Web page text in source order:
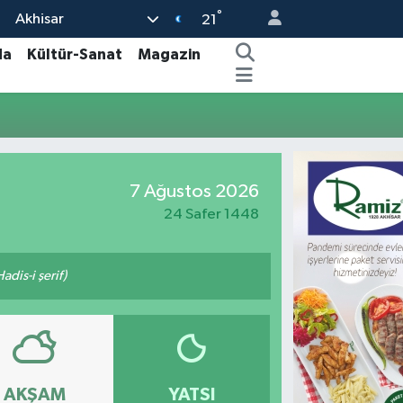
Akhisar 21 °
Kültür-Sanat Magazin
7 Ağustos 2026
24 Safer 1448
i şerif)
AKŞAM YATSI